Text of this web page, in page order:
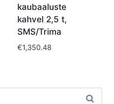
kaubaaluste
kahvel 2,5 t,
SMS/Trima
€1,350.48
Otsi